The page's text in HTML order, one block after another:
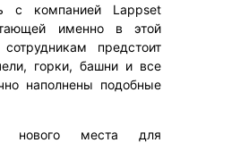
с компанией Lappset
именно в этой
предстоит
горки, башни и все
наполнены подобные
нового места для